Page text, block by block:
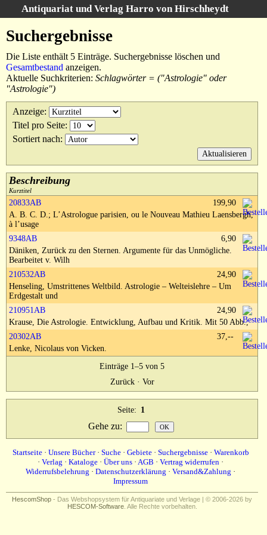
Antiquariat und Verlag Harro von Hirschheydt
Unsere Bücher
Suche
Gebiete
Suchergebnisse
Warenkorb
Verlag
Über uns
AGB
Widerruf
Datenschutz
Versand&Zahlung
Impressum
Suchergebnisse
Die Liste enthält 5 Einträge. Suchergebnisse löschen und
Gesamtbestand anzeigen.
Aktuelle Suchkriterien: Schlagwörter = ("Astrologie" oder
"Astrologie")
Anzeige:
Titel pro Seite:
Sortiert nach:
Beschreibung
Kurztitel
20833AB
A. B. C. D.; L’Astrologue parisien, ou le Nouveau Mathieu Laensbergh,
à l’usage
199,90
9348AB
Däniken, Zurück zu den Sternen. Argumente für das Unmögliche.
Bearbeitet v. Wilh
6,90
210532AB
Henseling, Umstrittenes Weltbild. Astrologie – Welteislehre – Um
Erdgestalt und
24,90
210951AB
Krause, Die Astrologie. Entwicklung, Aufbau und Kritik. Mit 50 Abb.,
24,90
20302AB
Lenke, Nicolaus von Vicken.
37,--
Einträge 1–5 von 5
Zurück· Vor
Seite: 1
Gehe zu:
Startseite· Unsere Bücher· Suche· Gebiete· Suchergebnisse· Warenkorb
· Verlag · Kataloge · Über uns · AGB · Vertrag widerrufen ·
Widerrufsbelehrung · Datenschutzerklärung · Versand&Zahlung ·
Impressum
HescomShop - Das Webshopsystem für Antiquariate und Verlage | © 2006-2026 by
HESCOM-Software. Alle Rechte vorbehalten.